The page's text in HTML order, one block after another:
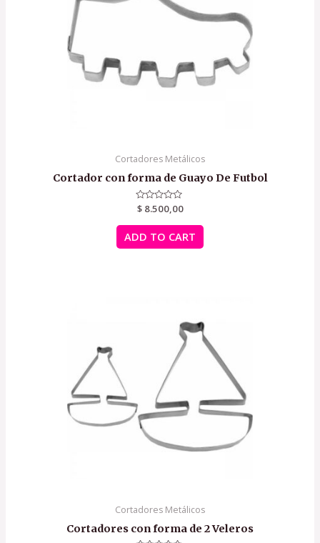
Cortadores Metálicos
Cortador con forma de Guayo De Futbol
Rated
out
of
5
$8.500,00
ADD TO CART
Cortadores Metálicos
Cortadores con forma de 2 Veleros